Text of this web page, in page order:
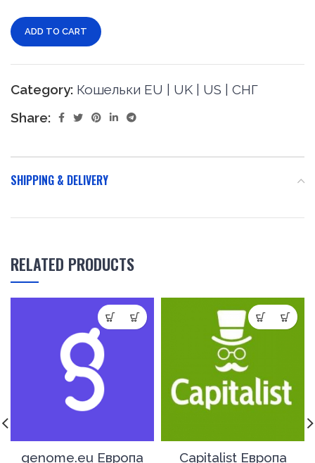
ADD TO CART
Category: Кошельки EU | UK | US | СНГ
Share:
SHIPPING & DELIVERY
RELATED PRODUCTS
genome.eu Европа Capitalist Европа